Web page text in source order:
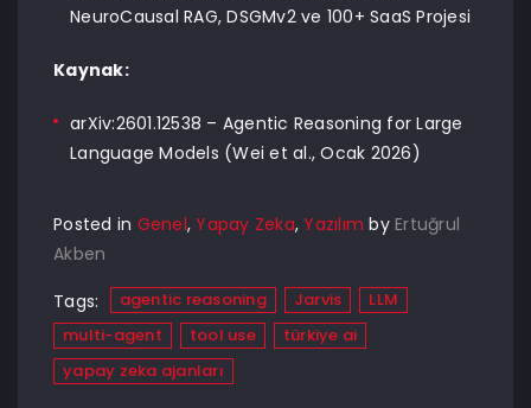
NeuroCausal RAG, DSGMv2 ve 100+ SaaS Projesi
Kaynak:
arXiv:2601.12538 – Agentic Reasoning for Large
Language Models (Wei et al., Ocak 2026)
Posted in Genel,Yapay Zeka,Yazılım by Ertuğrul
Akben
Tags:
agentic reasoning Jarvis
LLM
multi-agent
tool use
türkiye ai
yapay zeka ajanları